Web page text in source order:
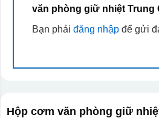
văn phòng giữ nhiệt Trung
Bạn phải đăng nhậpđể gửi
Hộp cơm văn phòng giữ